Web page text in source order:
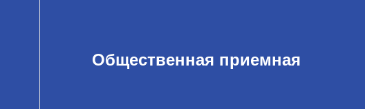
Общественная приемная